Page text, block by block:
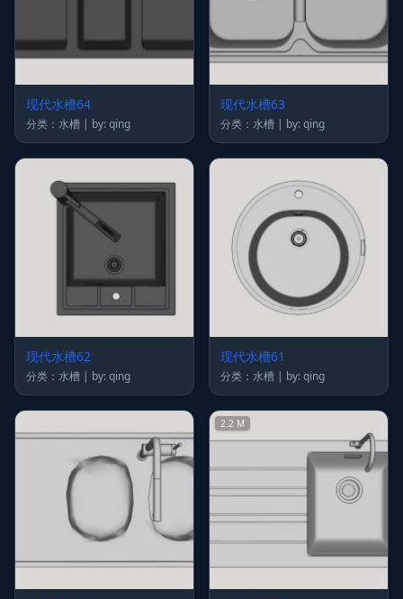
现代水槽64
分类：水槽 | by: qing
现代水槽63
分类：水槽 | by: qing
现代水槽62
分类：水槽 | by: qing
现代水槽61
分类：水槽 | by: qing
2.2 M